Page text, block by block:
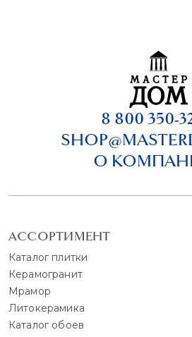
8 800 350-
О
АССОРТИМЕНТ
Каталог плитки
Керамогранит
Мрамор
Литокерамика
Каталог обоев